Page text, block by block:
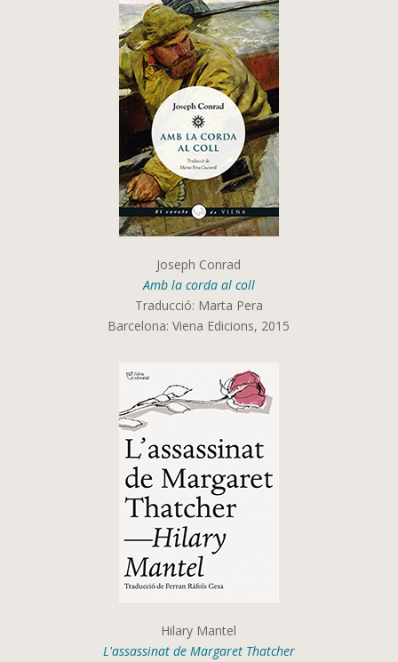
Joseph Conrad
Amb la corda al coll
Traducció: Marta Pera
Barcelona: Viena Edicions, 2015
Hilary Mantel
L'assassinat de Margaret Thatcher